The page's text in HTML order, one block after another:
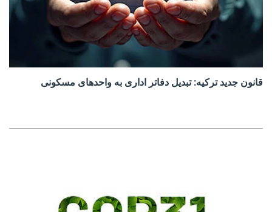
قانون جدید ترکیه: تبدیل دفاتر اداری به واحدهای مسکونی